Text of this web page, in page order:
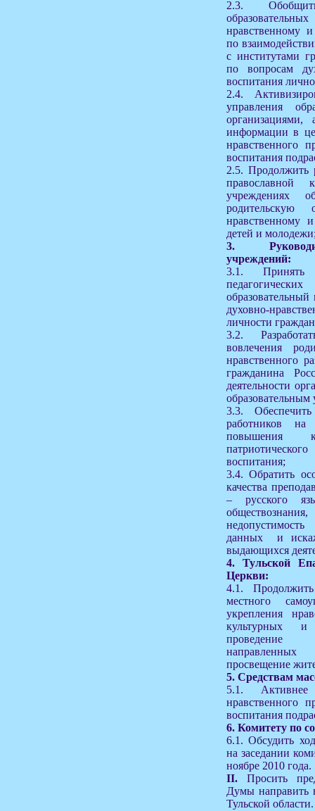
2.3.
нравственному
по
с институтами
по вопросам
воспитания
2.4.
управления
организациями,
информации в
нравственного
воспитания
2.5. Продолжить
православной
учреждениях
родительскую
нравственному
детей и
3.
учреждений:
3.1.
духовно-
личности
3.2.
вовлечения
нравственного
гражданина
деятельности
3.3. Обеспечить
работников
повышения
воспитания;
3.4. Обратить
качества
– русского
данных и
выдающихся
4. Тульской
Церкви:
4.1.
местного
укрепления
культурных и
проведение
просвещение
5. Средствам
5.1.
нравственного
воспитания
6. Комитету по
6.1. Обсудить
на заседании
ноябре 2010 года.
II. Просить
Думы направить
Тульской области.